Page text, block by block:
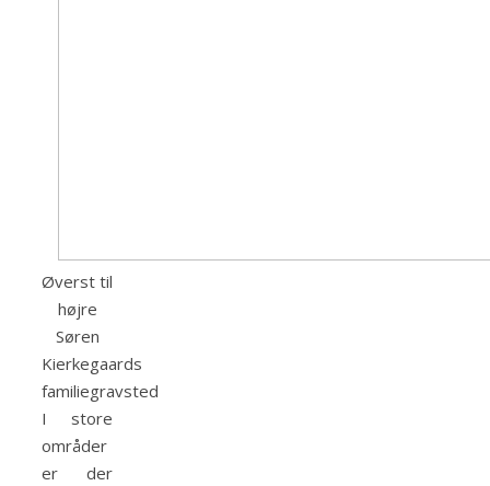
Øverst til
højre
Søren
Kierkegaards
familiegravsted
I store
områder
er der